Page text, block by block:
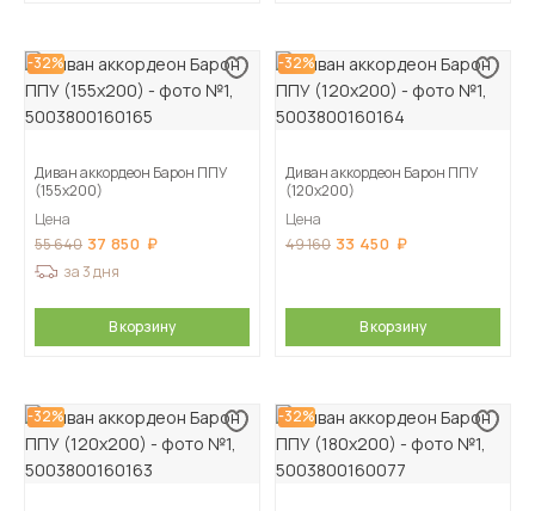
-32%
Диван аккордеон Барон ППУ
(155х200)
Цена
55 640 37 850
за 3 дня
В корзину
-32%
Диван аккордеон Барон ППУ
(120х200)
Цена
49 160 33 450
В корзину
-32% -32%